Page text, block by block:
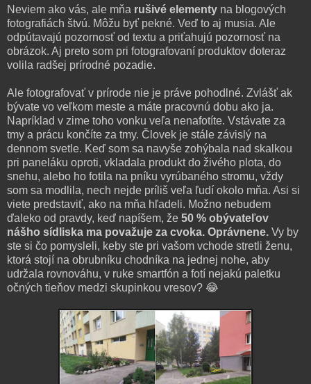
Neviem ako vás, ale mňa rušivé elementy na blogových
fotografiách štvú. Môžu byť pekné. Veď to aj musia. Ale
odpútavajú pozornosť od textu a priťahujú pozornosť na
obrázok. Aj preto som pri fotografovaní produktov doteraz
volila radšej prírodné pozadie.
Ale fotografovať v prírode nie je práve pohodlné. Zvlášť ak
bývate vo veľkom meste a máte pracovnú dobu ako ja.
Napríklad v zime toho vonku veľa nenafotíte. Vstávate za
tmy a prácu končíte za tmy. Človek je stále závislý na
dennom svetle. Keď som sa navyše zohýbala nad skalkou
pri paneláku oproti, vkladala produkt do živého plota, do
snehu, alebo ho fotila na pníku vyrúbaného stromu, vždy
som sa modlila, nech nejde príliš veľa ľudí okolo mňa. Asi si
viete predstaviť, ako na mňa hľadeli. Možno nebudem
ďaleko od pravdy, keď napíšem, že 50 % obývateľov
nášho sídliska ma považuje za cvoka. Oprávnene. Vy by
ste si čo pomysleli, keby ste pri vašom vchode stretli ženu,
ktorá stojí na obrubníku chodníka na jednej nohe, aby
udržala rovnováhu, v ruke smartfón a fotí nejakú paletku
očných tieňov medzi skupinkou vresov? 😂